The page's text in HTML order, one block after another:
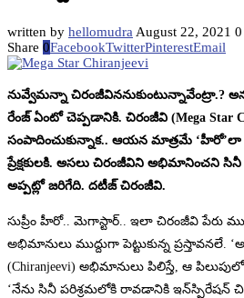
written by hellomudra August 22, 2021
Share 0FacebookTwitterPinterestEmail
నువ్వేమన్నా చిరంజీవిననుకుంటున్నావేంట్రా.?
రేంజ్ ఏంటో చెప్పడానికి. చిరంజీవి (Mega Star
సంపాదించుకున్నాక.. ఆయన మాత్రమే
ప్రేక్షకులకి. అసలు చిరంజీవిని అభిమానించని సినీ
అప్పట్లో జరిగేది. దటీజ్ చిరంజీవి.
సుప్రీం హీరో.. మెగాస్టార్.. ఇలా చిరంజీవి పేరు
అభిమానులు ముద్దుగా పెట్టుకున్న ప్రస్తావనలే.
(Chiranjeevi) అభిమానులు పిలిస్తే, ఆ
‘నేను సినీ పరిశ్రమలోకి రావడానికి ఇన్‌స్పిరేషన్